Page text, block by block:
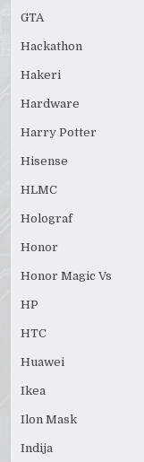
GTA
Hackathon
Hakeri
Hardware
Harry Potter
Hisense
HLMC
Holograf
Honor
Honor Magic Vs
HP
HTC
Huawei
Ikea
Ilon Mask
Indija